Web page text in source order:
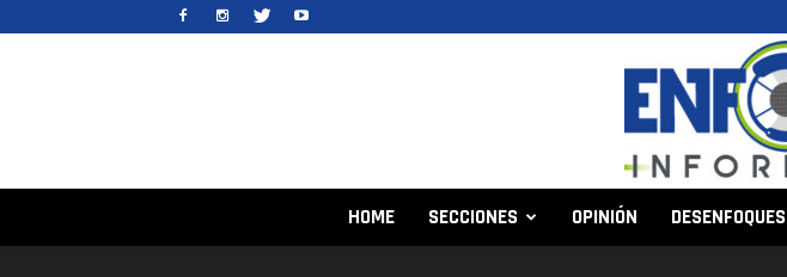
HOME SECCIONES OPINIÓN DESENFOQUES